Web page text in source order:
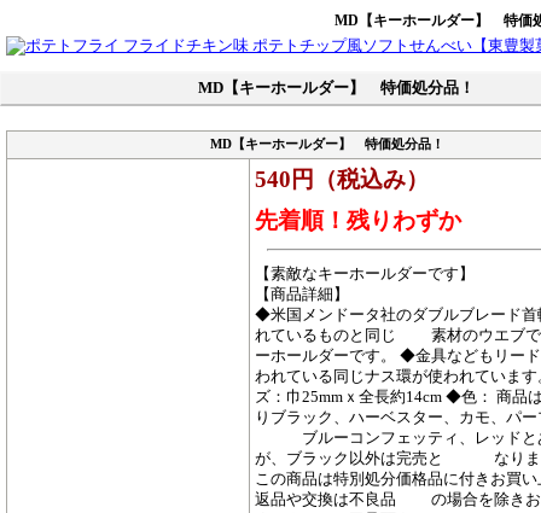
MD【キーホールダー】 特価
MD【キーホールダー】 特価処分品！
MD【キーホールダー】 特価処分品！
540円（税込み）
先着順！残りわずか
【素敵なキーホールダーです】
【商品詳細】
◆米国メンドータ社のダブルブレード首
れているものと同じ 素材のウエブで
ーホールダーです。 ◆金具などもリー
われている同じナス環が使われていま
ズ：巾25mmｘ全長約14cm ◆色： 商品
りブラック、ハーベスター、カモ、パ
ブルーコンフェッティ、レッドと
が、ブラック以外は完売と なりま
この商品は特別処分価格品に付きお買
返品や交換は不良品 の場合を除きお